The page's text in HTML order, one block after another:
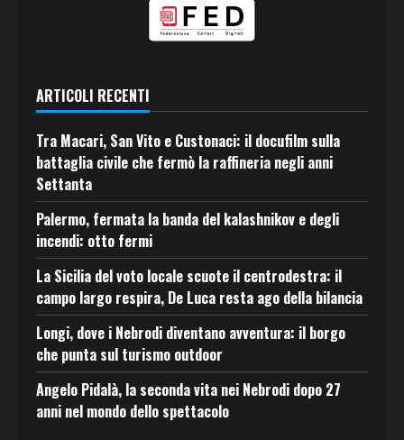
ARTICOLI RECENTI
Tra Macari, San Vito e Custonaci: il docufilm sulla
battaglia civile che fermò la raffineria negli anni
Settanta
Palermo, fermata la banda del kalashnikov e degli
incendi: otto fermi
La Sicilia del voto locale scuote il centrodestra: il
campo largo respira, De Luca resta ago della bilancia
Longi, dove i Nebrodi diventano avventura: il borgo
che punta sul turismo outdoor
Angelo Pidalà, la seconda vita nei Nebrodi dopo 27
anni nel mondo dello spettacolo